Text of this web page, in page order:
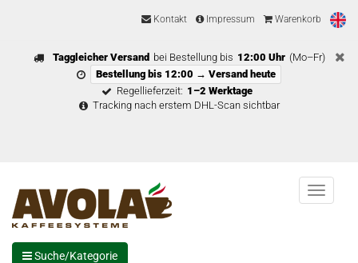
Kontakt Impressum Warenkorb
Taggleicher Versand bei Bestellung bis 12:00 Uhr (Mo–Fr)
Bestellung bis 12:00 → Versand heute
Regellieferzeit: 1–2 Werktage
Tracking nach erstem DHL-Scan sichtbar
Menu
Suche/Kategorie